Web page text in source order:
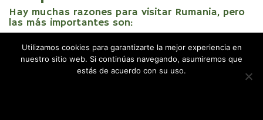
Hay muchas razones para visitar Rumania, pero
las más importantes son:
Utilizamos cookies para garantizarte la mejor experiencia en
nuestro sitio web. Si continúas navegando, asumiremos que
estás de acuerdo con su uso.